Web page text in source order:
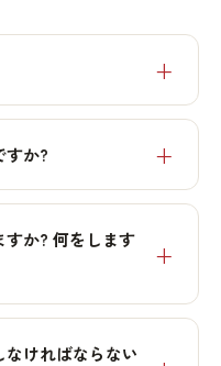
すか?
か? 何をします
ければならない